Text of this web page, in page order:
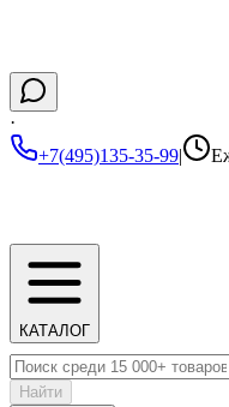
·
+7(495)135-35-99|
КАТАЛОГ
Найти